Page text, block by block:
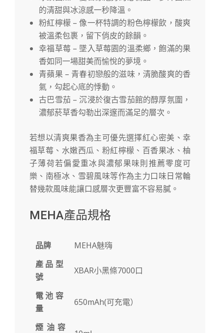
的清甜與冰涼感一秒降溫。
粉紅檸檬 – 像一杯特調的粉色檸檬飲，酸爽
被溫柔包裹，留下俏皮的餘韻。
幸福草莓 – 墜入草莓園的溫柔鄉，飽滿的果
香如同一場甜美而愉悅的夢境。
青蘋果 – 青春初戀般的滋味，清脆酸爽的香
氣，勾起心底的悸動。
古巴雪茄 – 沉浸於復古雪茄館的醇厚氛圍，
濃郁菸草香勾勒出深邃而滿足的層次。
若想以清爽果香為主可優先選擇紅心密美、幸
福草莓、水嫩西瓜、粉紅檸檬、百香果冰、柚
子薄荷若偏愛重冰與濃郁果味則推薦零度可
樂、南極冰、雪碧風味等作為主力口味日常輪
替幾款風味能讓口感層次更豐富不容易膩。
MEHA產品規格
品牌
MEHA魅嗨
產品型
號
XBAR小黑條7000口
電池容
量
650mAh(可充電）
煙油容